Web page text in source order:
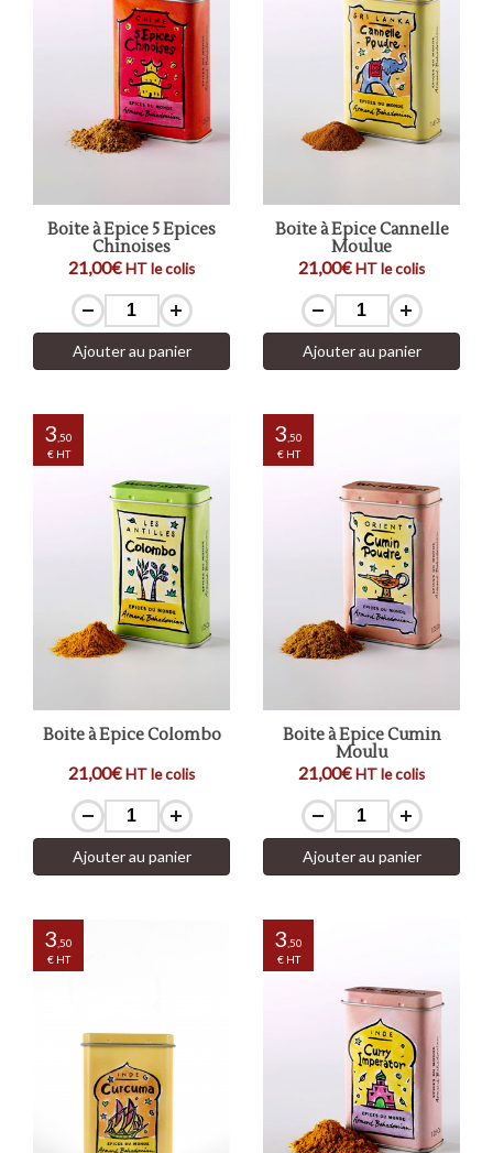
Boite à Epice 5 Epices
Chinoises
21,00€ HT le colis
Ajouter au panier
Boite à Epice Cannelle
Moulue
21,00€ HT le colis
Ajouter au panier
3 ,50
€ HT
Boite à Epice Colombo
21,00€HT le colis
Ajouter au panier
3 ,50
€ HT
Boite à Epice Cumin
Moulu
21,00€HT le colis
Ajouter au panier
3 ,50
€ HT
3 ,50
€ HT